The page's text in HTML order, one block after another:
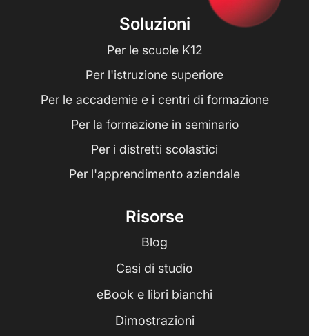
Soluzioni
Per le scuole K12
Per l'istruzione superiore
Per le accademie e i centri di formazione
Per la formazione in seminario
Per i distretti scolastici
Per l'apprendimento aziendale
Risorse
Blog
Casi di studio
eBook e libri bianchi
Dimostrazioni